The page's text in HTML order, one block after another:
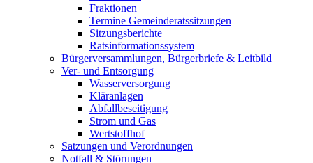
Fraktionen
Termine Gemeinderatssitzungen
Sitzungsberichte
Ratsinformationssystem
Bürgerversammlungen, Bürgerbriefe & Leitbild
Ver- und Entsorgung
Wasserversorgung
Kläranlagen
Abfallbeseitigung
Strom und Gas
Wertstoffhof
Satzungen und Verordnungen
Notfall & Störungen